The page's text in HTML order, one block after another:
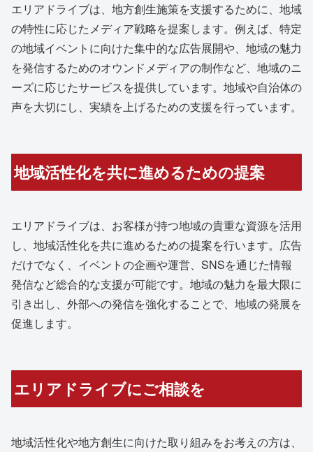
エリアドライブは、地方創生施策を支援するために、地域
の特性に応じたメディア戦略を提案します。例えば、特定
の地域イベントに向けた集中的な広告展開や、地域の魅力
を発信するためのオウンドメディアの制作など、地域のニ
ーズに応じたサービスを提供しています。地域や自治体の
声を大切にし、実績を上げるための支援を行っています。
地域活性化を共に進めるための提案
エリアドライブは、お客様が持つ地域の貴重な資源を活用
し、地域活性化を共に進めるための提案を行います。広告
だけでなく、イベントの企画や運営、SNSを通じた情報
発信など総合的な支援が可能です。地域の魅力を最大限に
引き出し、外部への発信を強化することで、地域の発展を
促進します。
エリアドライブにご相談を
地域活性化や地方創生に向けた取り組みをお考えの方は、